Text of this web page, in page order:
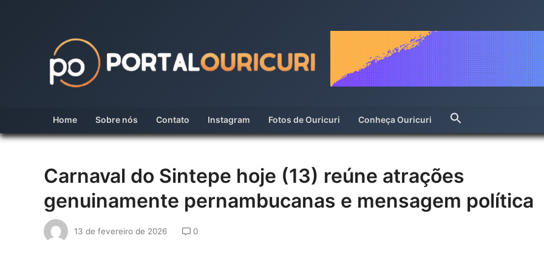
Home Sobre nós Contato Instagram Fotos de Ouricuri Conheça Ouricuri
Carnaval do Sintepe hoje (13) reúne atrações
genuinamente pernambucanas e mensagem política
13 de fevereiro de 2026 0